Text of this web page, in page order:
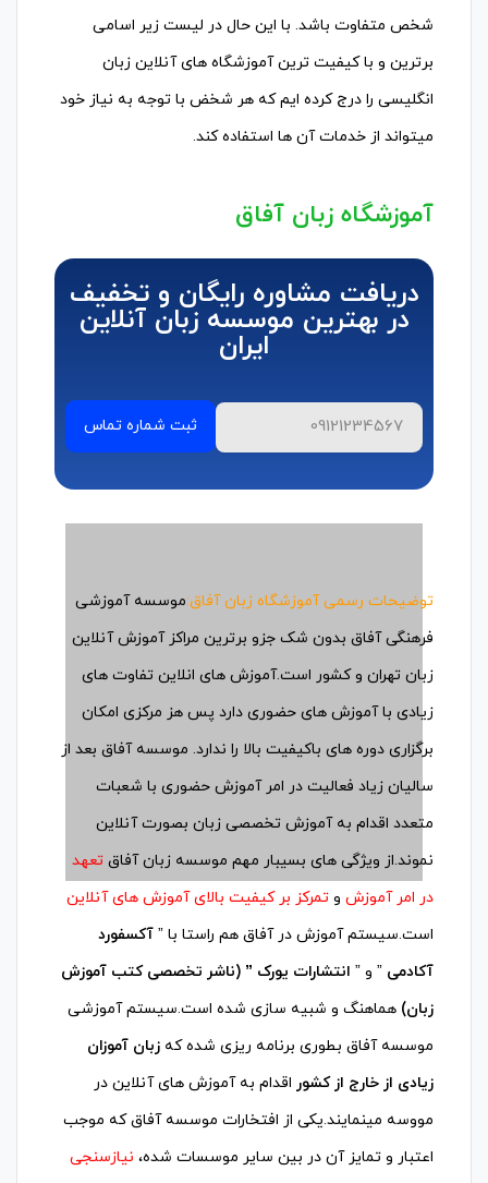
شخص متفاوت باشد. با این حال در لیست زیر اسامی
برترین و با کیفیت ترین آموزشگاه های آنلاین زبان
انگلیسی را درج کرده ایم که هر شخض با توجه به نیاز خود
میتواند از خدمات آن ها استفاده کند.
آموزشگاه زبان آفاق
دریافت مشاوره رایگان و تخفیف
در بهترین موسسه زبان آنلاین
ایران
توضیحات رسمی آموزشگاه زبان آفاق:موسسه آموزشی
فرهنگی آفاق بدون شک جزو برترین مراکز آموزش آنلاین
زبان تهران و کشور است.آموزش های انلاین تفاوت های
زیادی با آموزش های حضوری دارد پس هز مرکزی امکان
برگزاری دوره های باکیفیت بالا را ندارد. موسسه آفاق بعد از
سالیان زیاد فعالیت در امر آموزش حضوری با شعبات
متعدد اقدام به آموزش تخصصی زبان بصورت آنلاین
نموند.از ویژگی های بسیبار مهم موسسه زبان آفاق تعهد
در امر آموزش و تمرکز بر کیفیت بالای آموزش های آنلاین
است.سیستم آموزش در آفاق هم راستا با ” آکسفورد
آکادمی ” و ” انتشارات یورک ” (ناشر تخصصی کتب آموزش
زبان) هماهنگ و شبیه سازی شده است.سیستم آموزشی
موسسه آفاق بطوری برنامه ریزی شده که زبان آموزان
زیادی از خارج از کشور اقدام به آموزش های آنلاین در
مووسه مینمایند.یکی از افتخارات موسسه آفاق که موجب
اعتبار و تمایز آن در بین سایر موسسات شده، نیازسنجی